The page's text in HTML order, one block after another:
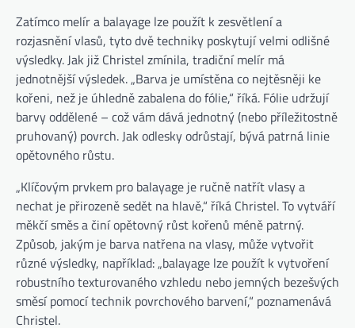
Zatímco melír a balayage lze použít k zesvětlení a
rozjasnění vlasů, tyto dvě techniky poskytují velmi odlišné
výsledky. Jak již Christel zmínila, tradiční melír má
jednotnější výsledek. „Barva je umístěna co nejtěsněji ke
kořeni, než je úhledně zabalena do fólie,“ říká. Fólie udržují
barvy oddělené – což vám dává jednotný (nebo příležitostně
pruhovaný) povrch. Jak odlesky odrůstají, bývá patrná linie
opětovného růstu.
„Klíčovým prvkem pro balayage je ručně natřít vlasy a
nechat je přirozeně sedět na hlavě,“ říká Christel. To vytváří
měkčí směs a činí opětovný růst kořenů méně patrný.
Způsob, jakým je barva natřena na vlasy, může vytvořit
různé výsledky, například: „balayage lze použít k vytvoření
robustního texturovaného vzhledu nebo jemných bezešvých
směsí pomocí technik povrchového barvení,“ poznamenává
Christel.